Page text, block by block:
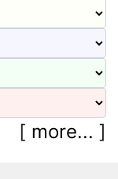
[ more... ]